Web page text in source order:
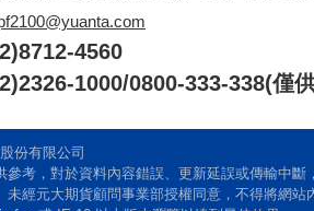
4560
1000/0800-333-338(僅
份有限公司
參考，對於資料內容錯誤、更新延誤或傳輸中
未經元大期貨顧問事業部授權同意，不得將網站